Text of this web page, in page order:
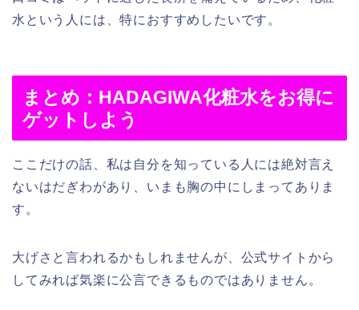
水という人には、特におすすめしたいです。
まとめ：HADAGIWA化粧水をお得に
ゲットしよう
ここだけの話、私は自分を知っている人には絶対言え
ないはだぎわがあり、いまも胸の中にしまってありま
す。
大げさと言われるかもしれませんが、公式サイトから
してみれば気楽に公言できるものではありません。